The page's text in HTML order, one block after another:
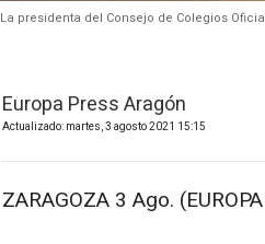
La presidenta del Consejo de Colegios
Europa Press Aragón
Actualizado: martes, 3 agosto 2021 15:15
ZARAGOZA 3 Ago.